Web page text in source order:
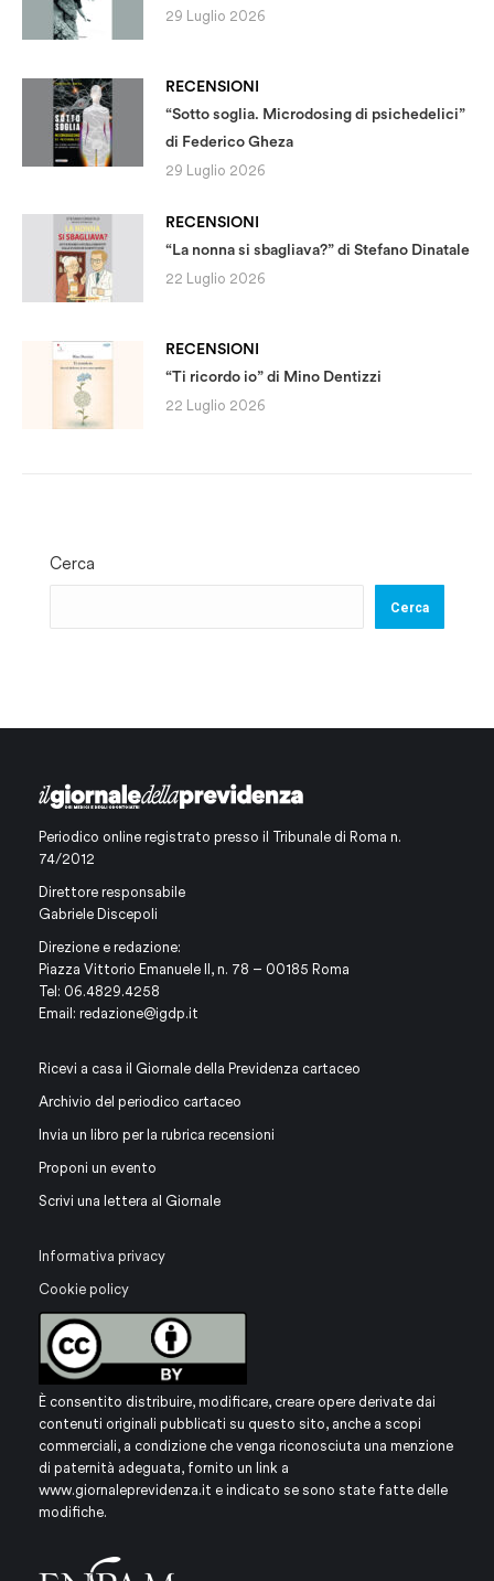
29 Luglio 2026
RECENSIONI
“Sotto soglia. Microdosing di psichedelici”
di Federico Gheza
29 Luglio 2026
RECENSIONI
“La nonna si sbagliava?” di Stefano Dinatale
22 Luglio 2026
RECENSIONI
“Ti ricordo io” di Mino Dentizzi
22 Luglio 2026
Cerca
Cerca
Periodico online registrato presso il Tribunale di Roma n.
74/2012
Direttore responsabile
Gabriele Discepoli
Direzione e redazione:
Piazza Vittorio Emanuele II, n. 78 – 00185 Roma
Tel: 06.4829.4258
Email: redazione@igdp.it
Ricevi a casa il Giornale della Previdenza cartaceo
Archivio del periodico cartaceo
Invia un libro per la rubrica recensioni
Proponi un evento
Scrivi una lettera al Giornale
Informativa privacy
Cookie policy
È consentito distribuire, modificare, creare opere derivate dai
contenuti originali pubblicati su questo sito, anche a scopi
commerciali, a condizione che venga riconosciuta una menzione
di paternità adeguata, fornito un link a
www.giornaleprevidenza.it e indicato se sono state fatte delle
modifiche.